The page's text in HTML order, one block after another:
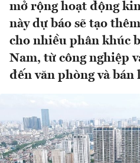
mở rộng hoạt động
này dự báo sẽ tạo
cho nhiều phân khúc
Nam, từ công nghiệp
đến văn phòng và bán